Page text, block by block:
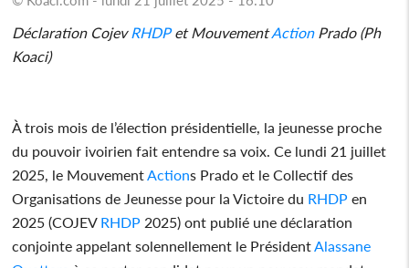
Déclaration Cojev RHDPet MouvementActionPrado (Ph
Koaci)
À trois mois de l’élection présidentielle, la jeunesse proche
du pouvoir ivoirien fait entendre sa voix. Ce lundi 21 juillet
2025, le Mouvement Actions Prado et le Collectif des
Organisations de Jeunesse pour la Victoire du RHDP en
2025 (COJEV RHDP 2025) ont publié une déclaration
conjointe appelant solennellement le Président Alassane